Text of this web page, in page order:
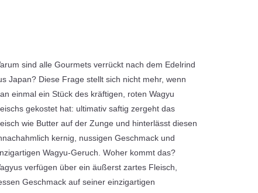
sind alle Gourmets verrückt nach dem Edelrind
Japan? Diese Frage stellt sich nicht mehr, wenn
einmal ein Stück des kräftigen, roten Wagyu
gekostet hat: ultimativ saftig zergeht das
wie Butter auf der Zunge und hinterlässt diesen
kernig, nussigen Geschmack und
Wagyu-Geruch. Woher kommt das?
verfügen über ein äußerst zartes Fleisch,
Geschmack auf seiner einzigartigen
beruht. Darüber hinaus ist das Wagyu-
nährstoffreich und gesund: Es ist arm an
und enthält bis zu 30% mehr ungesättigte
als das Fleisch anderer Rinderrassen.
den hohen Anteil an Omega-3-Fettsäuren trägt
Wagyu-Fleisch zu einer bewussten Ernährung bei.
Ergebnis: ein unvergleichliches und gesundes